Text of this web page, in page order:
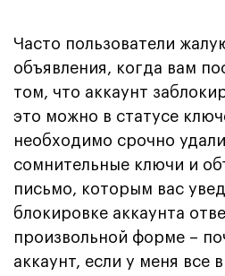
Часто пользователи
объявления, когда вам
том, что аккаунт
это можно в статусе
необходимо срочно
сомнительные ключи и
письмо, которым вас
блокировке аккаунта
произвольной форме –
аккаунт, если у меня все